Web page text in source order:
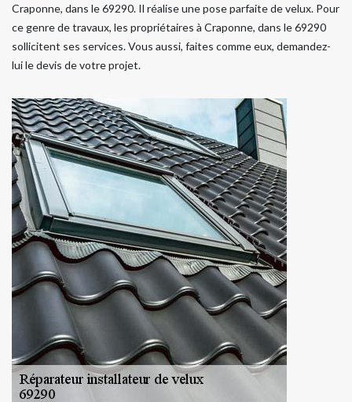
Craponne, dans le 69290. Il réalise une pose parfaite de velux. Pour
ce genre de travaux, les propriétaires à Craponne, dans le 69290
sollicitent ses services. Vous aussi, faites comme eux, demandez-
lui le devis de votre projet.